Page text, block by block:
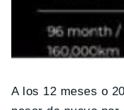
A los 12 meses o